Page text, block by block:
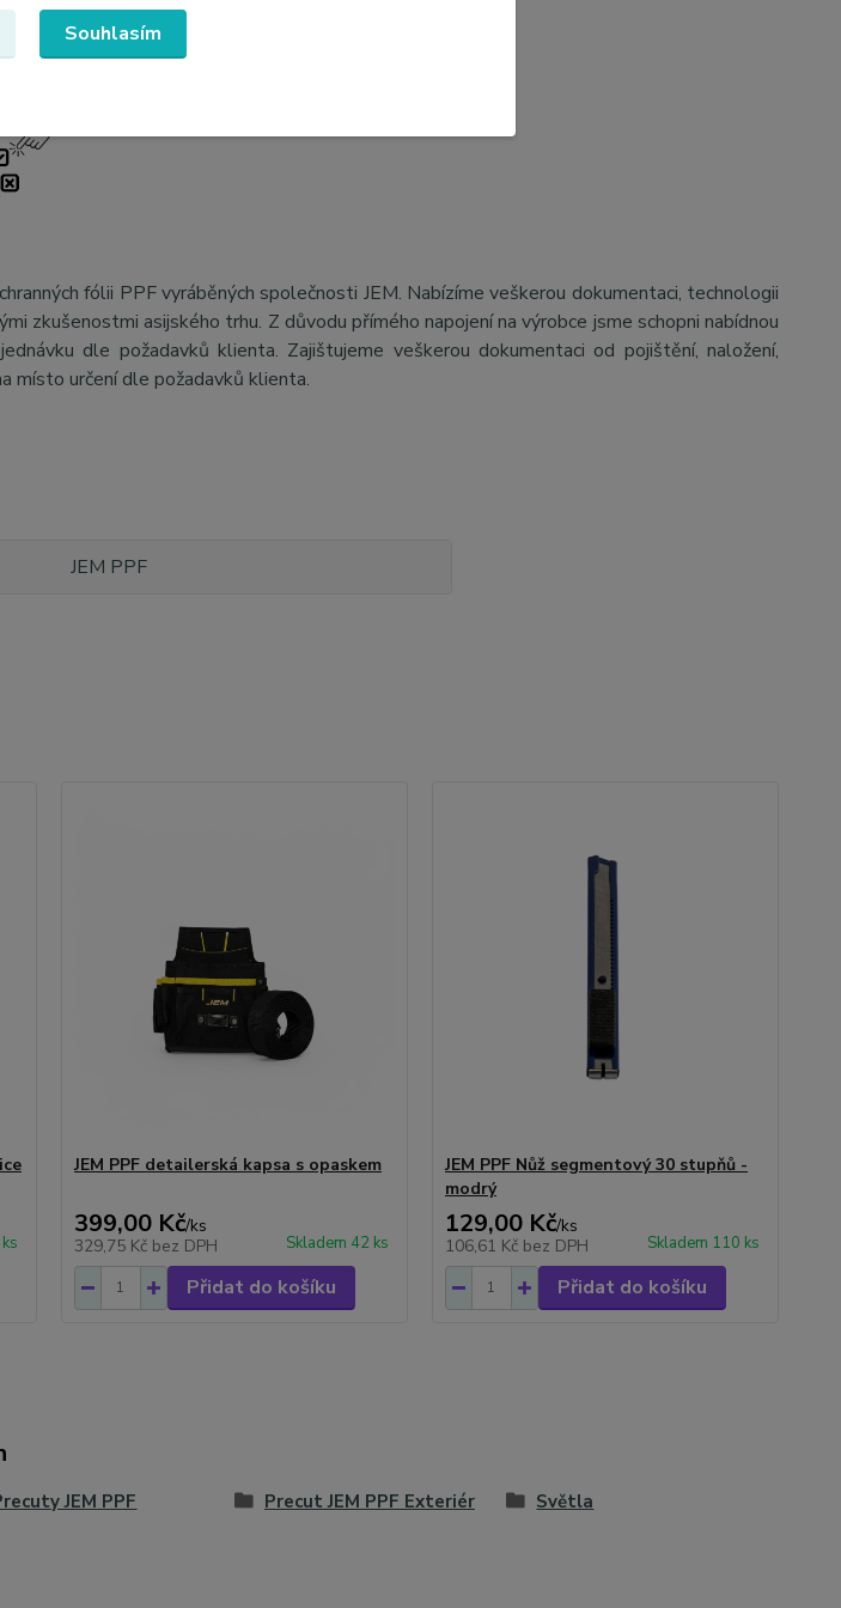
fólii PPF vyráběných společnosti JEM. Nabízíme veškerou dokumentaci, technologii
zkušenostmi asijského trhu. Z důvodu přímého napojení na výrobce jsme schopni nabídnou
dle požadavků klienta. Zajištujeme veškerou dokumentaci od pojištění, naložení,
místo určení dle požadavků klienta.
JEM PPF
JEM PPF detailerská kapsa s opaskem
399,00 Kč/ks
329,75 Kč bez DPH Skladem 42 ks
Přidat do košíku
JEM PPF Nůž segmentový 30 stupňů -
modrý
129,00 Kč/ks
106,61 Kč bez DPH Skladem 110 ks
Přidat do košíku
JEM PPF Precut JEM PPF Exteriér Světla
Souhlasím